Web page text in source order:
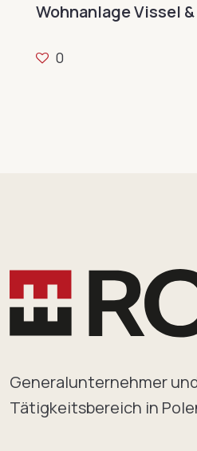
Wohnanlage Vissel
0
Generalunternehmer
Tätigkeitsbereich in